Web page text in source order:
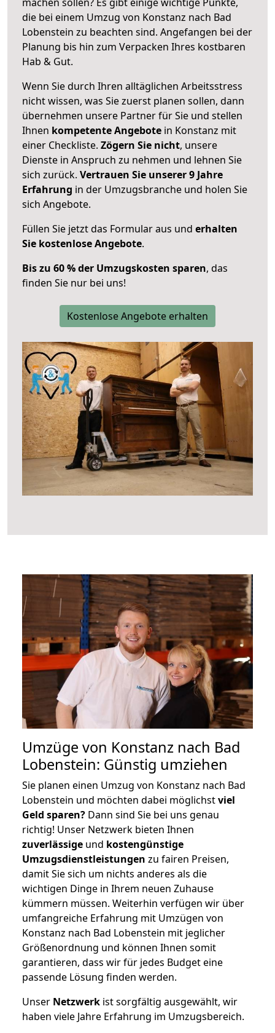
die bei einem Umzug von Konstanz nach Bad
Lobenstein zu beachten sind. Angefangen bei der
Planung bis hin zum Verpacken Ihres kostbaren
Hab & Gut.
Wenn Sie durch Ihren alltäglichen Arbeitsstress
nicht wissen, was Sie zuerst planen sollen, dann
übernehmen unsere Partner für Sie und stellen
Ihnen kompetente Angebote in Konstanz mit
einer Checkliste. Zögern Sie nicht, unsere
Dienste in Anspruch zu nehmen und lehnen Sie
sich zurück. Vertrauen Sie unserer 9 Jahre
Erfahrung in der Umzugsbranche und holen Sie
sich Angebote.
Füllen Sie jetzt das Formular aus und erhalten
Sie kostenlose Angebote.
Bis zu 60 % der Umzugskosten sparen, das
finden Sie nur bei uns!
Kostenlose Angebote erhalten
Umzüge von Konstanz nach Bad
Lobenstein: Günstig umziehen
Sie planen einen Umzug von Konstanz nach Bad
Lobenstein und möchten dabei möglichstviel
Geld sparen? Dann sind Sie bei uns genau
richtig! Unser Netzwerk bieten Ihnen
zuverlässige und kostengünstige
Umzugsdienstleistungen zu fairen Preisen,
damit Sie sich um nichts anderes als die
wichtigen Dinge in Ihrem neuen Zuhause
kümmern müssen. Weiterhin verfügen wir über
umfangreiche Erfahrung mit Umzügen von
Konstanz nach Bad Lobenstein mit jeglicher
Größenordnung und können Ihnen somit
garantieren, dass wir für jedes Budget eine
passende Lösung finden werden.
Unser Netzwerk ist sorgfältig ausgewählt, wir
haben viele Jahre Erfahrung im Umzugsbereich.